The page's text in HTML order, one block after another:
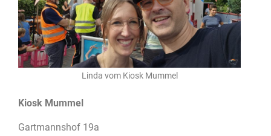
Linda vom Kiosk Mummel
Kiosk Mummel
Gartmannshof 19a